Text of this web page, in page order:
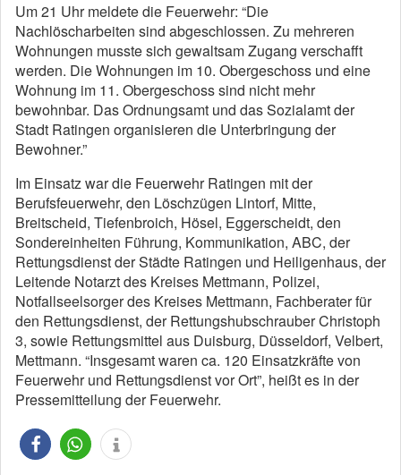
Um 21 Uhr meldete die Feuerwehr: “Die
Nachlöscharbeiten sind abgeschlossen. Zu mehreren
Wohnungen musste sich gewaltsam Zugang verschafft
werden. Die Wohnungen im 10. Obergeschoss und eine
Wohnung im 11. Obergeschoss sind nicht mehr
bewohnbar. Das Ordnungsamt und das Sozialamt der
Stadt Ratingen organisieren die Unterbringung der
Bewohner.”
Im Einsatz war die Feuerwehr Ratingen mit der
Berufsfeuerwehr, den Löschzügen Lintorf, Mitte,
Breitscheid, Tiefenbroich, Hösel, Eggerscheidt, den
Sondereinheiten Führung, Kommunikation, ABC, der
Rettungsdienst der Städte Ratingen und Heiligenhaus, der
Leitende Notarzt des Kreises Mettmann, Polizei,
Notfallseelsorger des Kreises Mettmann, Fachberater für
den Rettungsdienst, der Rettungshubschrauber Christoph
3, sowie Rettungsmittel aus Duisburg, Düsseldorf, Velbert,
Mettmann. “Insgesamt waren ca. 120 Einsatzkräfte von
Feuerwehr und Rettungsdienst vor Ort”, heißt es in der
Pressemitteilung der Feuerwehr.